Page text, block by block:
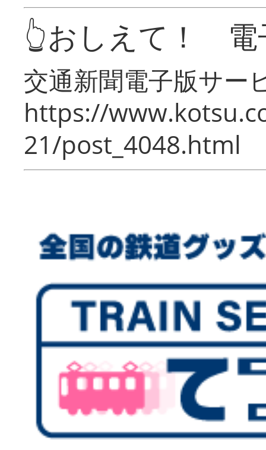
👆おしえて！ 電
交通新聞電子版サー
https://
21/post_4048.html